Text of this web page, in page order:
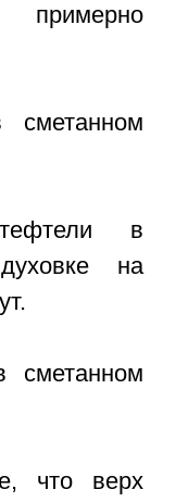
примерно
в
на
что верх